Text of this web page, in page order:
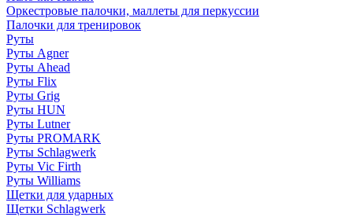
Оркестровые палочки, маллеты для перкуссии
Палочки для тренировок
Руты
Руты Agner
Руты Ahead
Руты Flix
Руты Grig
Руты HUN
Руты Lutner
Руты PROMARK
Руты Schlagwerk
Руты Vic Firth
Руты Williams
Щетки для ударных
Щетки Schlagwerk